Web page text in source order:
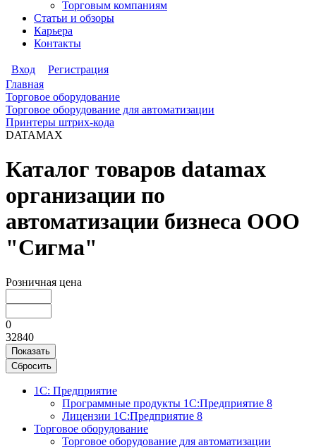
Торговым компаниям
Статьи и обзоры
Карьера
Контакты
Вход
Регистрация
Главная
Торговое оборудование
Торговое оборудование для автоматизации
Принтеры штрих-кода
DATAMAX
Каталог товаров datamax
организации по
автоматизации бизнеса ООО
"Сигма"
Розничная цена
0
32840
Показать
Сбросить
1С: Предприятие
Программные продукты 1С:Предприятие 8
Лицензии 1С:Предприятие 8
Торговое оборудование
Торговое оборудование для автоматизации